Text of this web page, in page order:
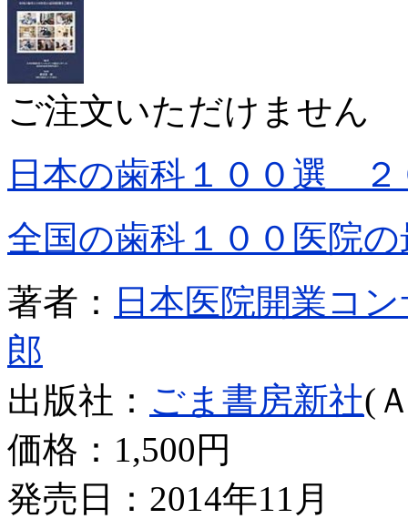
ご注文いただけません
日本の歯科１００選 ２
全国の歯科１００医院
著者：
日本医院開業コ
郎
出版社： ごま書房新社(
価格： 1,500円
発売日：2014年11月